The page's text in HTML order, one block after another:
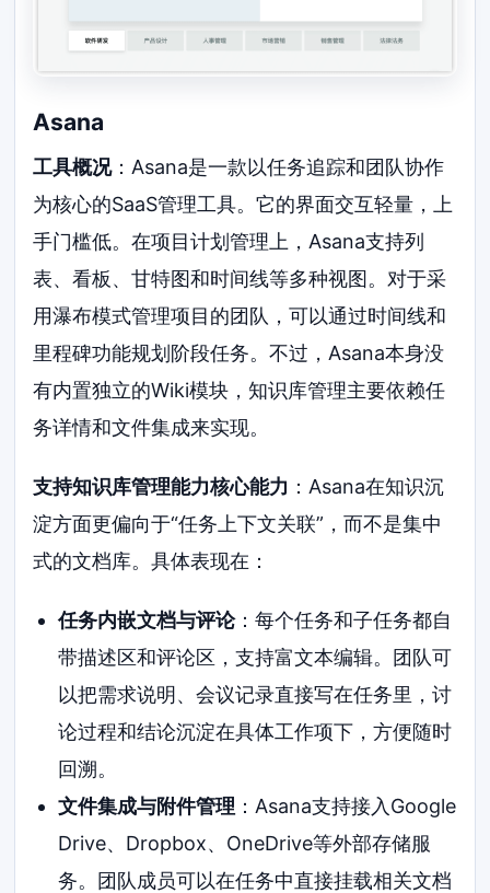
Asana
工具概况：Asana是一款以任务追踪和团队协作
为核心的SaaS管理工具。它的界面交互轻量，上
手门槛低。在项目计划管理上，Asana支持列
表、看板、甘特图和时间线等多种视图。对于采
用瀑布模式管理项目的团队，可以通过时间线和
里程碑功能规划阶段任务。不过，Asana本身没
有内置独立的Wiki模块，知识库管理主要依赖任
务详情和文件集成来实现。
支持知识库管理能力核心能力 ：Asana在知识沉
淀方面更偏向于“任务上下文关联”，而不是集中
式的文档库。具体表现在：
任务内嵌文档与评论：每个任务和子任务都自
带描述区和评论区，支持富文本编辑。团队可
以把需求说明、会议记录直接写在任务里，讨
论过程和结论沉淀在具体工作项下，方便随时
回溯。
文件集成与附件管理 ：Asana支持接入Google
Drive、Dropbox、OneDrive等外部存储服
务。团队成员可以在任务中直接挂载相关文档